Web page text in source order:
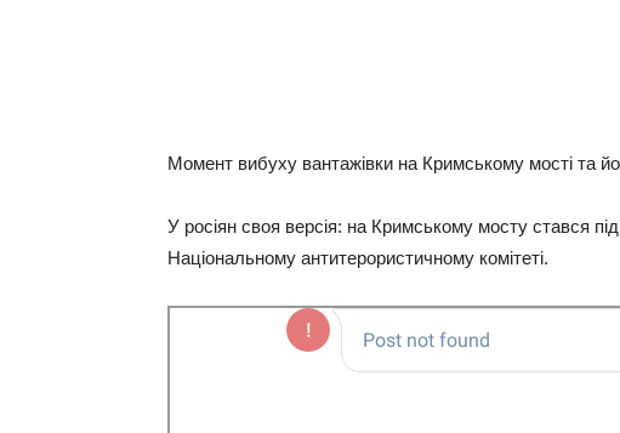
Момент вибуху вантажівки на Кримському мості та
У росіян своя версія: на Кримському мосту стався
Національному антитерористичному комітеті.